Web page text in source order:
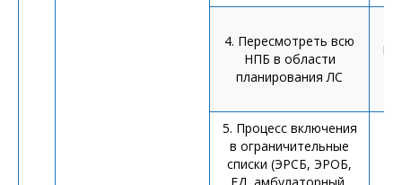
4. Пересмотреть всю
НПБ в области
планирования ЛС
5. Процесс включения
в ограничительные
списки (ЭРСБ, ЭРОБ,